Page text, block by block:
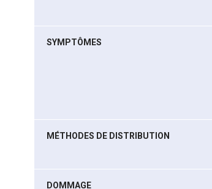
SYMPTÔMES
MÉTHODES DE DISTRIBUTION
DOMMAGE